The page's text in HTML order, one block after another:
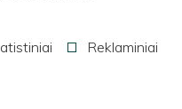
savivaldybė Reklaminiai